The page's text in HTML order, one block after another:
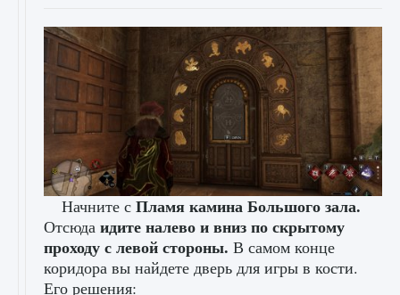
Начните с Пламя камина Большого зала.
Отсюда идите налево и вниз по скрытому
проходу с левой стороны. В самом конце
коридора вы найдете дверь для игры в кости.
Его решения: